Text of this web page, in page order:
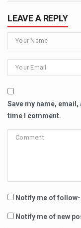
LEAVE A REPLY
Save my name,
time I comment.
Notify me of
Notify me of new